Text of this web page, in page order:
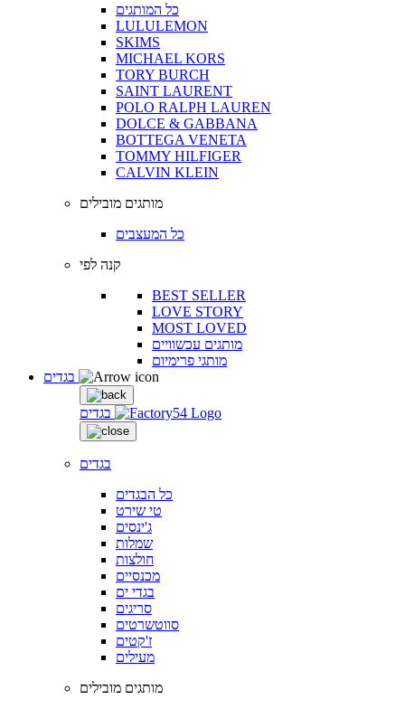
כל המותגים
LULULEMON
SKIMS
MICHAEL KORS
TORY BURCH
SAINT LAURENT
POLO RALPH LAUREN
DOLCE & GABBANA
BOTTEGA VENETA
TOMMY HILFIGER
CALVIN KLEIN
מותגים מובילים
כל המעצבים
קנה לפי
BEST SELLER
LOVE STORY
MOST LOVED
מותגים עכשוויים
מותגי פרימיום
בגדים
בגדים
כל הבגדים
טי שירט
ג'ינסים
שמלות
חולצות
מכנסיים
בגדי ים
סריגים
סווטשרטים
ז'קטים
מעילים
מותגים מובילים